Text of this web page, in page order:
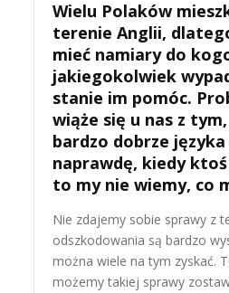
Wielu Polaków
terenie Anglii,
mieć namiary do
jakiegokolwiek
stanie im pomóc.
wiąże się u nas z
bardzo dobrze
naprawdę, kiedy
to my nie wiemy, co
Nie zdajemy sobie sprawy z
odszkodowania są bardzo
można wiele na tym zyskać.
możemy takiej sprawy